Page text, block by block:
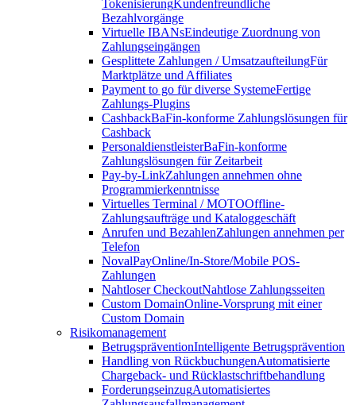
TokenisierungKundenfreundliche
Bezahlvorgänge
Virtuelle IBANsEindeutige Zuordnung von
Zahlungseingängen
Gesplittete Zahlungen / UmsatzaufteilungFür
Marktplätze und Affiliates
Payment to go für diverse SystemeFertige
Zahlungs-Plugins
CashbackBaFin-konforme Zahlungslösungen für
Cashback
PersonaldienstleisterBaFin-konforme
Zahlungslösungen für Zeitarbeit
Pay-by-LinkZahlungen annehmen ohne
Programmierkenntnisse
Virtuelles Terminal / MOTOOffline-
Zahlungsaufträge und Kataloggeschäft
Anrufen und BezahlenZahlungen annehmen per
Telefon
NovalPayOnline/In-Store/Mobile POS-
Zahlungen
Nahtloser CheckoutNahtlose Zahlungsseiten
Custom DomainOnline-Vorsprung mit einer
Custom Domain
Risikomanagement
BetrugspräventionIntelligente Betrugsprävention
Handling von RückbuchungenAutomatisierte
Chargeback- und Rücklastschriftbehandlung
ForderungseinzugAutomatisiertes